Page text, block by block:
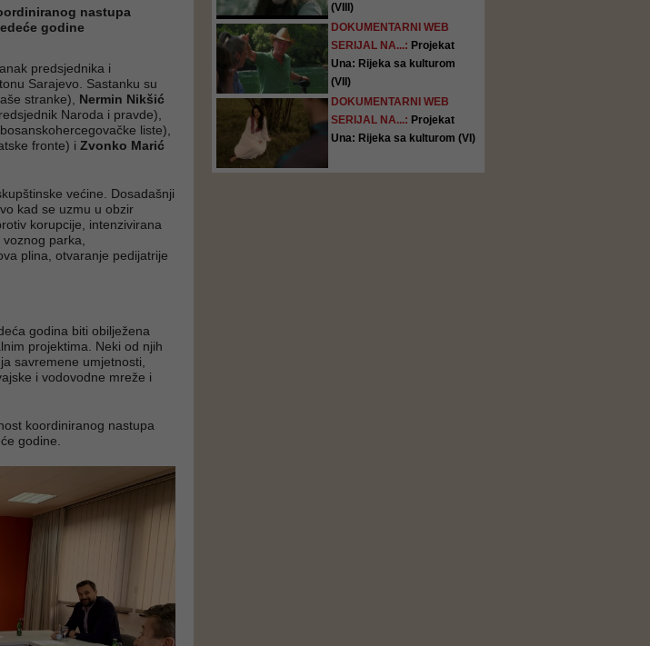
nastupa
godine
predsjednika i
Sarajevo. Sastanku su
stranke), Nermin Nikšić
Naroda i pravde),
liste),
fronte) i Zvonko Marić
većine. Dosadašnji
kad se uzmu u obzir
korupcije, intenzivirana
parka,
plina, otvaranje pedijatrije
godina biti obilježena
projektima. Neki od njih
savremene umjetnosti,
i vodovodne mreže i
koordiniranog nastupa
godine.
(VIII)
DOKUMENTARNI WEB
SERIJAL NA...: Projekat
Una: Rijeka sa kulturom
(VII)
DOKUMENTARNI WEB
SERIJAL NA...: Projekat
Una: Rijeka sa kulturom (VI)